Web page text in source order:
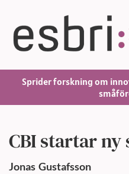
Sprider forskning om
CBI startar
Jonas Gustafsson